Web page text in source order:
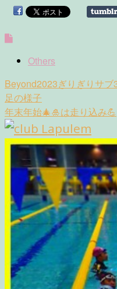
Others
Post
navigation
Beyond2023ぎりぎりサ
足の様子
年末年始🎄🎍は走り込み💪